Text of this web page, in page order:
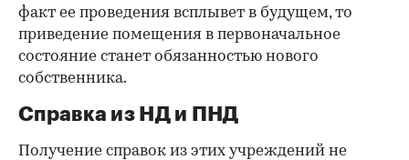
факт ее проведения всплывет в будущем, то
приведение помещения в первоначальное
состояние станет обязанностью нового
собственника.
Справка из НД и ПНД
Получение справок из этих учреждений не